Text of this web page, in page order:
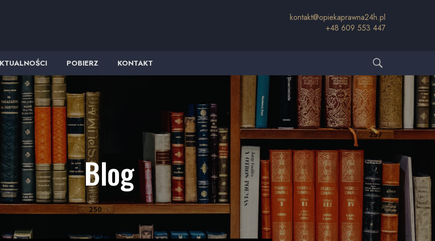
kontakt@opiekaprawna24h.pl
+48 609 553 447
POBIERZ KONTAKT
Blog